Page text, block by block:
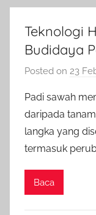
Teknologi
Budidaya
Posted on 23
Padi sawah
daripada
langka yang
termasuk
Baca